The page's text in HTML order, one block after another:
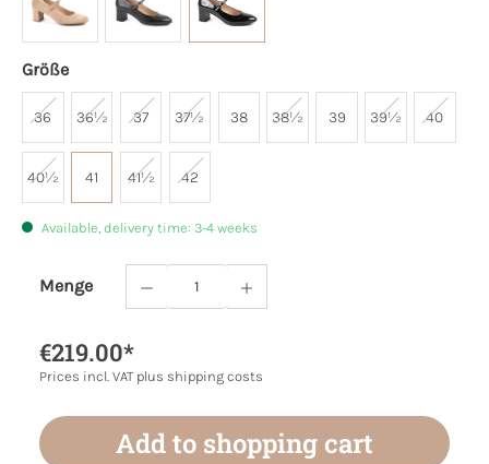
Größe
36 36½ 37 37½ 38 38½ 39 39½ 40
40½ 41 41½ 42
Available, delivery time: 3-4 weeks
Menge
Product Quantity: Enter the desired
€219.00*
Prices incl. VAT plus shipping costs
Add to shopping cart